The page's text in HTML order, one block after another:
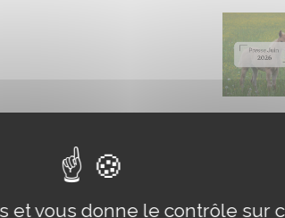
et vous donne le contrôle sur